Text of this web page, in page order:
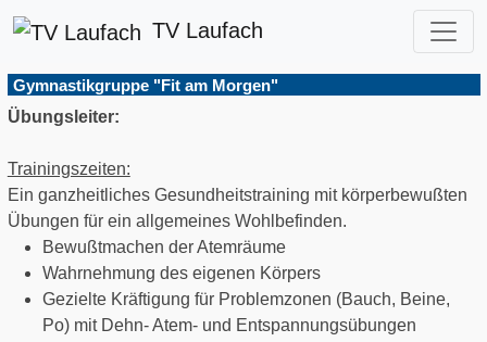
TV Laufach
Gymnastikgruppe "Fit am Morgen"
Übungsleiter:
Trainingszeiten:
Ein ganzheitliches Gesundheitstraining mit körperbewußten
Übungen für ein allgemeines Wohlbefinden.
Bewußtmachen der Atemräume
Wahrnehmung des eigenen Körpers
Gezielte Kräftigung für Problemzonen (Bauch, Beine,
Po) mit Dehn- Atem- und Entspannungsübungen